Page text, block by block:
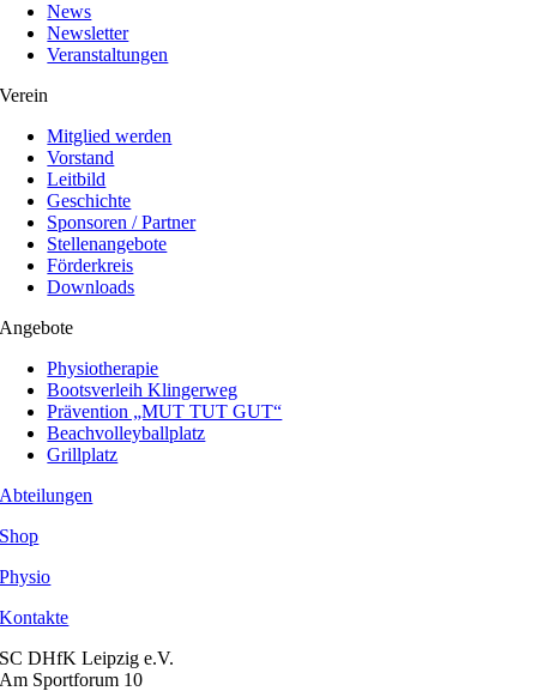
News
Newsletter
Veranstaltungen
Verein
Mitglied werden
Vorstand
Leitbild
Geschichte
Sponsoren / Partner
Stellenangebote
Förderkreis
Downloads
Angebote
Physiotherapie
Bootsverleih Klingerweg
Prävention „MUT TUT GUT“
Beachvolleyballplatz
Grillplatz
Abteilungen
Shop
Physio
Kontakte
SC DHfK Leipzig e.V.
Am Sportforum 10